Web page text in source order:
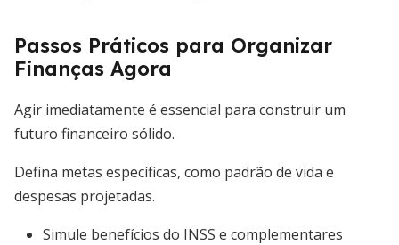
Passos Práticos para Organizar
Finanças Agora
Agir imediatamente é essencial para construir um
futuro financeiro sólido.
Defina metas específicas, como padrão de vida e
despesas projetadas.
Simule benefícios do INSS e complementares